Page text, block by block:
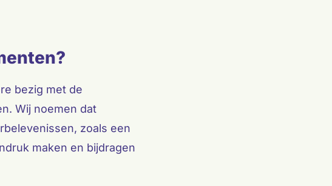
bezig met de
Wij noemen dat
zoals een
maken en bijdragen